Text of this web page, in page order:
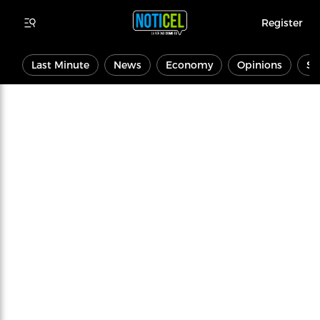
Register
Last Minute News Economy Opinions